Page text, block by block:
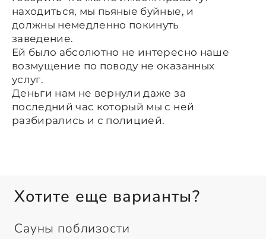
находиться, мы пьяные буйные, и
должны немедленно покинуть
заведение.
Ей было абсолютно не интересно наше
возмущение по поводу не оказанных
услуг.
Деньги нам не вернули даже за
последний час который мы с ней
разбирались и с полицией.
Хотите еще варианты?
Сауны поблизости